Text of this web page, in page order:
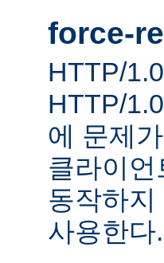
force-
HTTP/
HTTP/
에 문제
클라이
동작하
사용한다.